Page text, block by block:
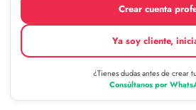
Crear cuenta
Ya soy cliente,
¿Tienes dudas antes de crear
Consúltanos por